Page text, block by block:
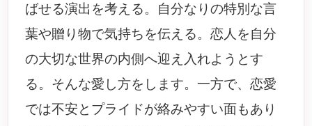
ばせる演出を考える。自分なりの特別な言
葉や贈り物で気持ちを伝える。恋人を自分
の大切な世界の内側へ迎え入れようとす
る。そんな愛し方をします。一方で、恋愛
では不安とプライドが絡みやすい面もあり